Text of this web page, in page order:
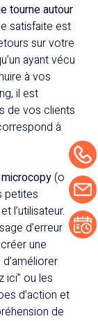
tourne autour
satisfaite est
sur votre
ayant vécu
à vos
il est
de vos clients
à
microcopy(ou
petites
l’utilisateur. Il
d’erreur ou
une
ici” ou les
d’action et
de